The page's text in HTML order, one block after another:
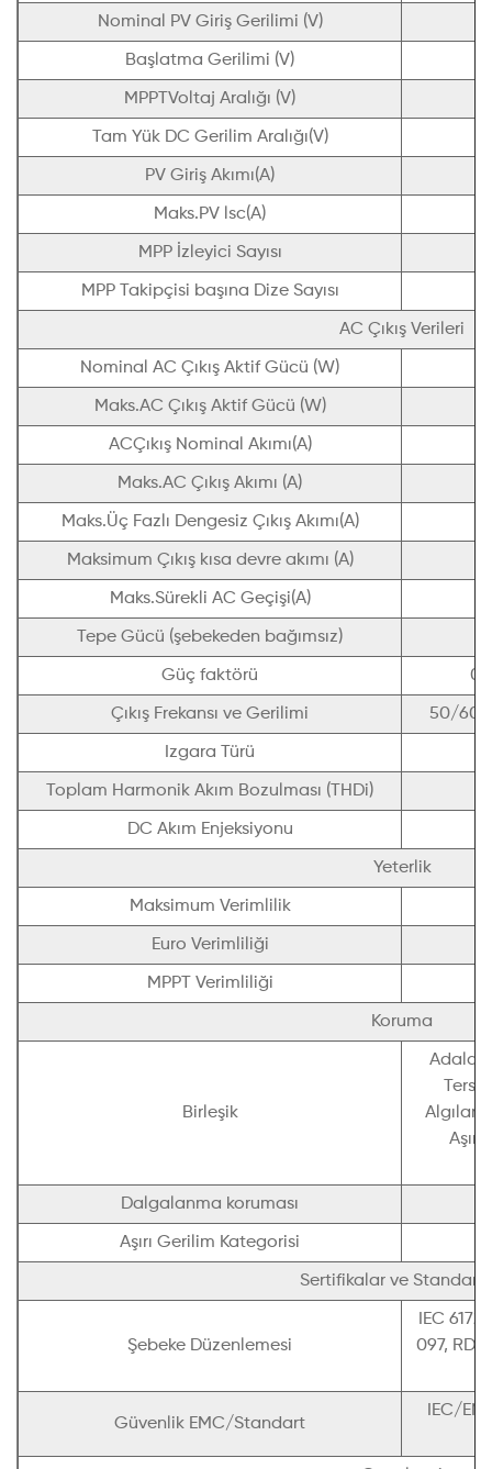
Nominal PV Giriş Gerilimi (V)
Başlatma Gerilimi (V)
MPPTVoltaj Aralığı (V)
Tam Yük DC Gerilim Aralığı(V)
PV Giriş Akımı(A)
Maks.PV lsc(A)
MPP İzleyici Sayısı
MPP Takipçisi başına Dize Sayısı
AC Çıkış Verileri
Nominal AC Çıkış Aktif Gücü (W)
Maks.AC Çıkış Aktif Gücü (W)
ACÇıkış Nominal Akımı(A)
Maks.AC Çıkış Akımı (A)
Maks.Üç Fazlı Dengesiz Çıkış Akımı(A)
Maksimum Çıkış kısa devre akımı (A)
Maks.Sürekli AC Geçişi(A)
Tepe Gücü (şebekeden bağımsız)
Güç faktörü
Çıkış Frekansı ve Gerilimi 50/
Izgara Türü
Toplam Harmonik Akım Bozulması (THDi)
DC Akım Enjeksiyonu
Yeterlik
Maksimum Verimlilik
Euro Verimliliği
MPPT Verimliliği
Koruma
Birleşik
Ters
Aşırı
Dalgalanma koruması
Aşırı Gerilim Kategorisi
Sertifikalar ve
Şebeke Düzenlemesi
IEC
097, RD
Güvenlik EMC/Standart
IEC/